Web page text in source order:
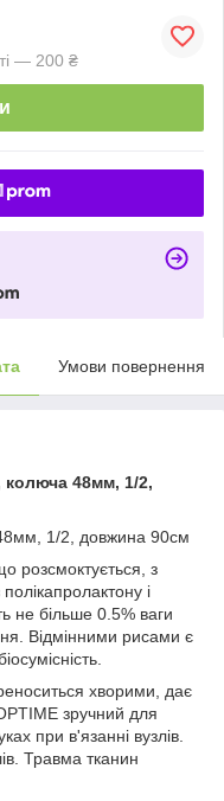
— 200 ₴
Умови повернення
колюча 48мм, 1/2,
1/2, довжина 90см
розсмоктується, з
полікапролактону і
не більше 0.5% ваги
Відмінними рисами є
хворими, дає
зручний для
при в'язанні вузлів.
Травма тканин